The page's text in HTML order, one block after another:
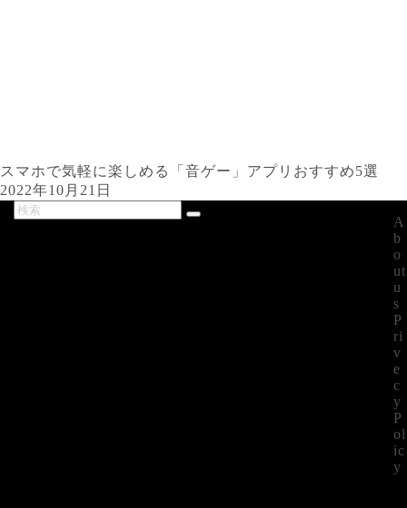
スマホで気軽に楽しめる「音ゲー」アプリおすすめ5選
2022年10月21日
A
b
o
ut
u
s
P
ri
v
e
c
y
P
ol
ic
y